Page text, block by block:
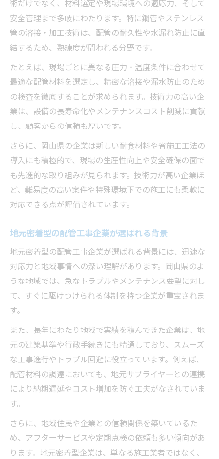
術だけでなく、材料選定や現場環境への適応力、そして
安全管理まで多岐にわたります。特に鋼管やステンレス
管の溶接・加工技術は、配管の耐久性や水漏れ防止に直
結するため、熟練度が問われる分野です。
たとえば、現場ごとに異なる圧力・温度条件に合わせて
最適な配管材料を選定し、精密な溶接や漏水防止のため
の検査を徹底することが求められます。技術力の高い企
業は、設備の長寿命化やメンテナンスコスト削減に貢献
し、顧客からの信頼も厚いです。
さらに、岡山県の企業は新しい耐食材料や省施工工法の
導入にも積極的で、現場の生産性向上や安全確保の面で
も先進的な取り組みが見られます。技術力が高い企業ほ
ど、難易度の高い案件や特殊環境下での施工にも柔軟に
対応できる点が評価されています。
地元密着型の配管工事企業が選ばれる背景
地元密着型の配管工事企業が選ばれる背景には、迅速な
対応力と地域事情への深い理解があります。岡山県のよ
うな地域では、急なトラブルやメンテナンス要望に対し
て、すぐに駆けつけられる体制を持つ企業が重宝されま
す。
また、長年にわたり地域で実績を積んできた企業は、地
元の建築基準や行政手続きにも精通しており、スムーズ
な工事進行やトラブル回避に役立っています。例えば、
配管材料の調達においても、地元サプライヤーとの連携
により納期遅延やコスト増加を防ぐ工夫がなされていま
す。
さらに、地域住民や企業との信頼関係を築いているた
め、アフターサービスや定期点検の依頼も多い傾向があ
ります。地元密着型企業は、単なる施工業者ではなく、